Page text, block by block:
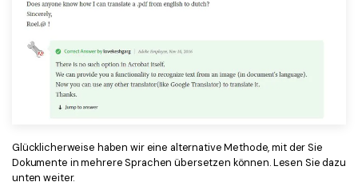
Glücklicherweise haben wir eine alternative Methode, mit der Sie
Dokumente in mehrere Sprachen übersetzen können. Lesen Sie dazu
unten weiter.